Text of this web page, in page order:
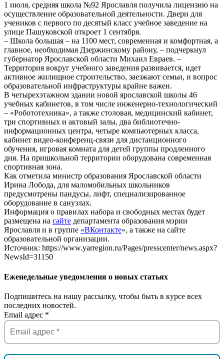
1 июля, средняя школа №92 Ярославля получила лицензию на
осуществление образовательной деятельности. Двери для
учеников с первого по десятый класс учебное заведение на
улице Пашуковской откроет 1 сентября.
– Школа большая – на 1100 мест, современная и комфортная, а
главное, необходимая Дзержинскому району, – подчеркнул
губернатор Ярославской области Михаил Евраев. –
Территория вокруг учебного заведения развивается, идет
активное жилищное строительство, заезжают семьи, и вопрос
образовательной инфраструктуры крайне важен.
В четырехэтажном здании новой ярославской школы 46
учебных кабинетов, в том числе инженерно-технологический
– «Робототехника», а также столовая, медицинский кабинет,
три спортивных и актовый залы, два библиотечно-
информационных центра, четыре компьютерных класса,
кабинет видео-конференц-связи для дистанционного
обучения, игровая комната для детей группы продленного
дня. На пришкольной территории оборудована современная
спортивная зона.
Как отметила министр образования Ярославской области
Ирина Лобода, для маломобильных школьников
предусмотрены пандусы, лифт, специализированное
оборудование в санузлах.
Информация о правилах набора и свободных местах будет
размещена на сайте​ департамента образования мэрии
Ярославля и в группе «ВКонтакте», а также на сайте
образовательной организации.
Источник: https://www.yarregion.ru/Pages/presscenter/news.aspx?
NewsId=31150
Еженедельные уведомления о новых статьях
Подпишитесь на нашу рассылку, чтобы быть в курсе всех
последних новостей.
Email адрес *